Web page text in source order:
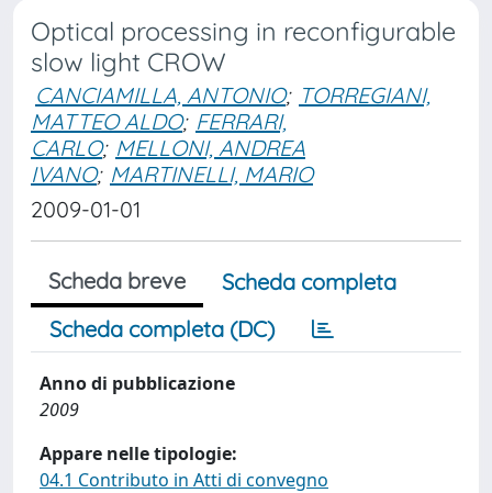
Optical processing in reconfigurable
slow light CROW
CANCIAMILLA, ANTONIO; TORREGIANI,
MATTEO ALDO; FERRARI,
CARLO; MELLONI, ANDREA
IVANO; MARTINELLI, MARIO
2009-01-01
Scheda breve
Scheda completa
Scheda completa (DC)
Anno di pubblicazione
2009
Appare nelle tipologie:
04.1 Contributo in Atti di convegno